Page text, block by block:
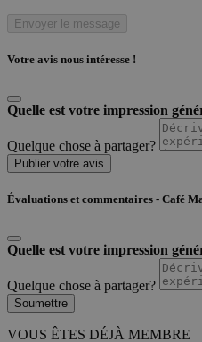
Envoyer le message
Votre avis nous intéresse !
Quelle est votre impression
Quelque chose à partager?
Publier votre avis
Évaluations et commentaires - Café
Quelle est votre impression
Quelque chose à partager?
Soumettre
VOUS ÊTES DÉJÀ MEMBRE